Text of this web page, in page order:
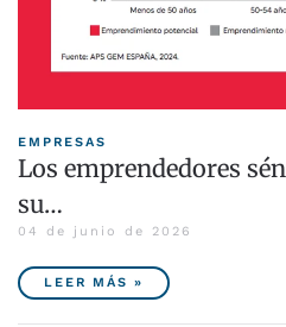
EMPRESAS
Los emprendedores
su…
04 de junio de 2026
LEER MÁS »